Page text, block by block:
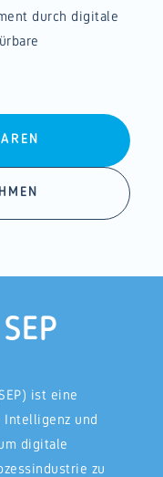
durch digitale
ist eine
und
digitale
zu